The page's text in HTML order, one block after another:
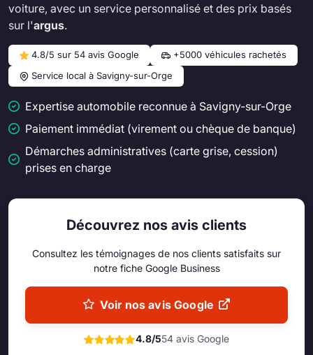
voiture, avec un service personnalisé et des prix basés
sur l'argus.
4.8/5 sur 54 avis Google
+5000 véhicules rachetés
Service local à Savigny-sur-Orge
Expertise automobile reconnue à Savigny-sur-Orge
Paiement immédiat (virement ou chèque de banque)
Démarches administratives (carte grise, cession)
prises en charge
Découvrez nos avis clients
Consultez les témoignages de nos clients satisfaits sur
notre fiche Google Business
Voir nos avis Google
4.8/554 avis Google